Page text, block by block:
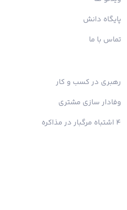
پایگاه دانش
تماس با ما
رهبری در کسب و کار
وفادار سازی مشتری
4 اشتباه مرگبار در مذاکره